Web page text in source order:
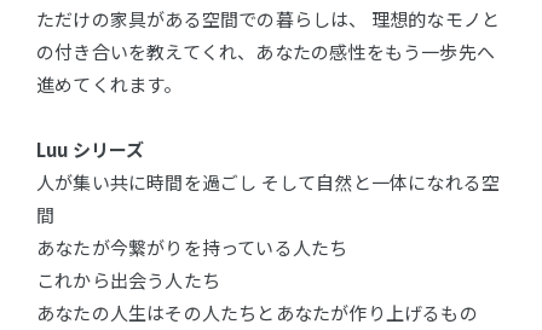
ただけの家具がある空間での暮らしは、 理想的なモノと
の付き合いを教えてくれ、あなたの感性をもう一歩先へ
進めてくれます。
Luu シリーズ
人が集い共に時間を過ごし そして自然と一体になれる空
間
あなたが今繋がりを持っている人たち
これから出会う人たち
あなたの人生はその人たちとあなたが作り上げるもの